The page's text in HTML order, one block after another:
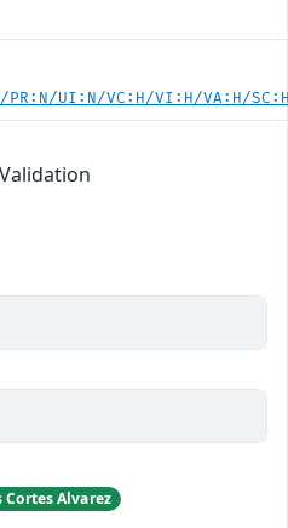
PR:N/UI:N/VC:H/VI:H/VA:H/
Alvarez